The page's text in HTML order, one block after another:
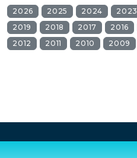
2026 2025 2024 2023
2019
2018 2017 2016
2012
2011 2010 2009